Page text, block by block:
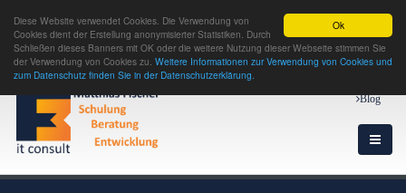
Ok
Diese Website verwendet Cookies. Die Verwendung von
Cookies dient der Erstellung anonymisierter Statistiken. Durch
Schließen dieses Banners mit OK oder die weitere Nutzung dieser Webseite stimmen Sie
der Verwendung von Cookies zu. Weitere Informationen zur Verwendung von Cookies und
zum Datenschutz finden Sie in der Datenschutzerklärung.
Blog